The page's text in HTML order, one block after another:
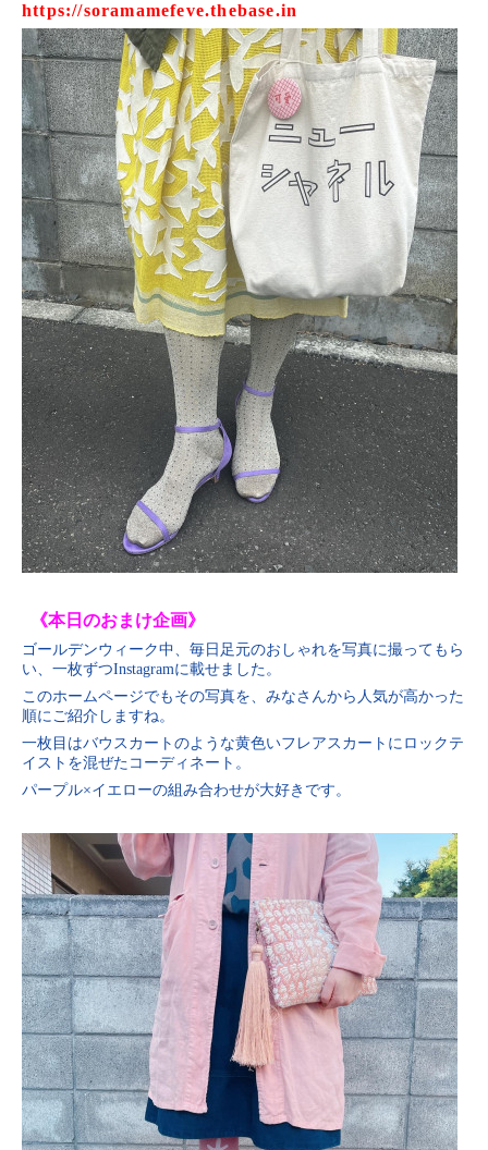
https://soramamefeve.thebase.in
《本日のおまけ企画》
ゴールデンウィーク中、毎日足元のおしゃれを写真に撮ってもら
い、一枚ずつInstagramに載せました。
このホームページでもその写真を、みなさんから人気が高かった
順にご紹介しますね。
一枚目はバウスカートのような黄色いフレアスカートにロックテ
イストを混ぜたコーディネート。
パープル×イエローの組み合わせが大好きです。